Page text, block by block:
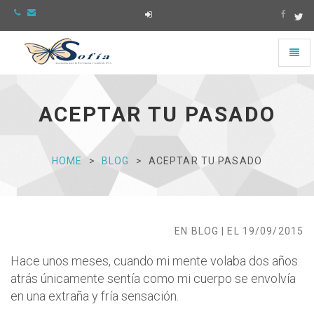
ACEPTAR TU PASADO
HOME BLOG ACEPTAR TU PASADO
EN BLOG | EL 19/09/2015
Hace unos meses, cuando mi mente volaba dos años
atrás únicamente sentía como mi cuerpo se envolvía
en una extraña y fría sensación.